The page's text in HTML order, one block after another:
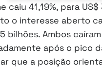
caiu 41,19%, para
o interesse aberto
bilhões. Ambos caíram
após o pico
que a posição